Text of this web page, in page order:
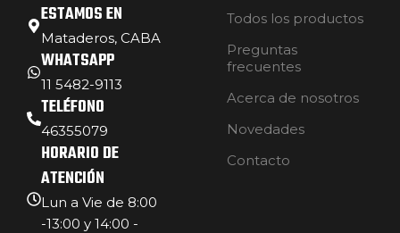
ESTAMOS EN
Mataderos, CABA
WHATSAPP
11 5482-9113
TELÉFONO
46355079
HORARIO DE
ATENCIÓN
Lun a Vie de 8:00
-13:00 y 14:00 -
Todos los productos
Preguntas
frecuentes
Acerca de nosotros
Novedades
Contacto